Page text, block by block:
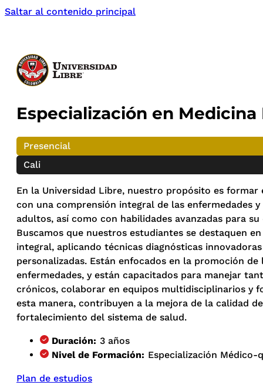
Saltar al contenido principal
Especialización en
Presencial
Cali
En la Universidad Libre, nuestro propósito es formar
con una comprensión integral de las enfermedades
adultos, así como con habilidades avanzadas para
Buscamos que nuestros estudiantes se destaquen
integral, aplicando técnicas diagnósticas
personalizadas. Están enfocados en la promoción
enfermedades, y están capacitados para manejar
crónicos, colaborar en equipos multidisciplinarios y
esta manera, contribuyen a la mejora de la calidad
fortalecimiento del sistema de salud.
Duración: 3 años
Nivel de Formación: Especialización Médico-
Plan de estudios